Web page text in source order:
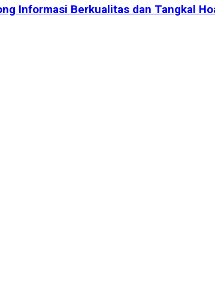
Informasi Berkualitas dan Tangkal